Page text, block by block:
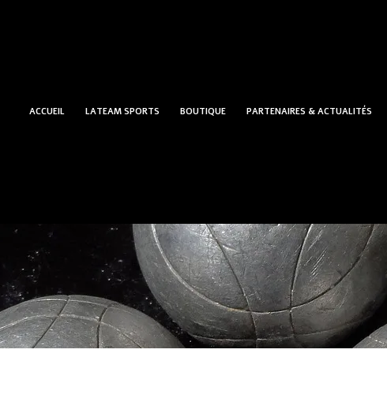
ACCUEIL LATEAM SPORTS BOUTIQUE PARTENAIRES & ACTUALITÉS
Accueil VÊTEMENTS / Collection Sami / Veste